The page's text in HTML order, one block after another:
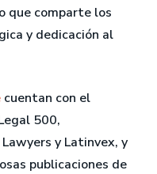
que comparte los
y dedicación al
cuentan con el
500,
y Latinvex, y
publicaciones de